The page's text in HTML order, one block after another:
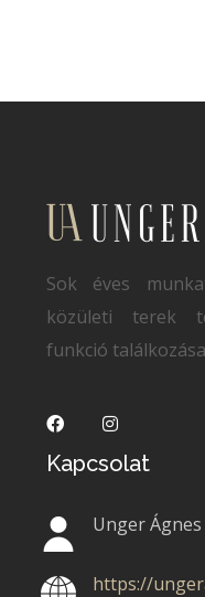
Sok éves
közületi terek
funkció
Kapcsolat
Unger Ágnes
https://